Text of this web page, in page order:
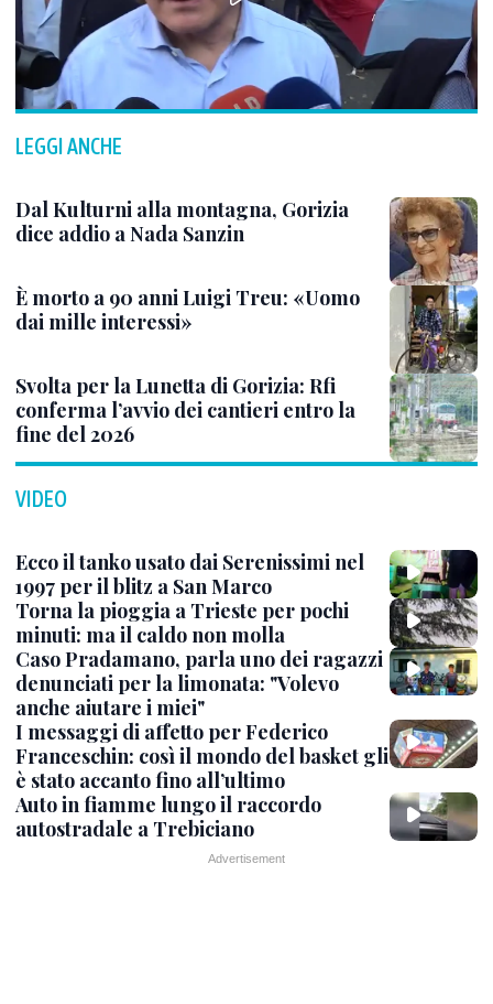
LEGGI ANCHE
Dal Kulturni alla montagna, Gorizia
dice addio a Nada Sanzin
È morto a 90 anni Luigi Treu: «Uomo
dai mille interessi»
Svolta per la Lunetta di Gorizia: Rfi
conferma l’avvio dei cantieri entro la
fine del 2026
VIDEO
Ecco il tanko usato dai Serenissimi nel
1997 per il blitz a San Marco
Torna la pioggia a Trieste per pochi
minuti: ma il caldo non molla
Caso Pradamano, parla uno dei ragazzi
denunciati per la limonata: "Volevo
anche aiutare i miei"
I messaggi di affetto per Federico
Franceschin: così il mondo del basket gli
è stato accanto fino all’ultimo
Auto in fiamme lungo il raccordo
autostradale a Trebiciano